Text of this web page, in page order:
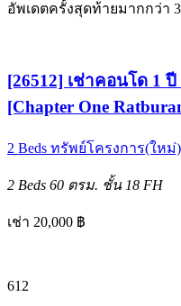
อัพเดตครั้งสุดท้ายมากกว่า
[26512] เช่าคอนโด 1
[Chapter One
2 Beds ทรัพย์โครงการ(ใหม่)
2 Beds 60 ตรม. ชั้น 18 FH
เช่า 20,000 ฿
612